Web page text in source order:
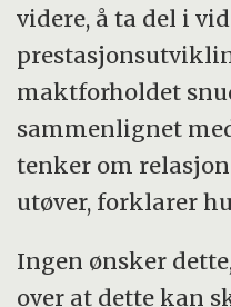
videre, å ta del i
maktforholdet
sammenlignet
tenker om
utøver, forklarer
Ingen ønsker
over at dette kan